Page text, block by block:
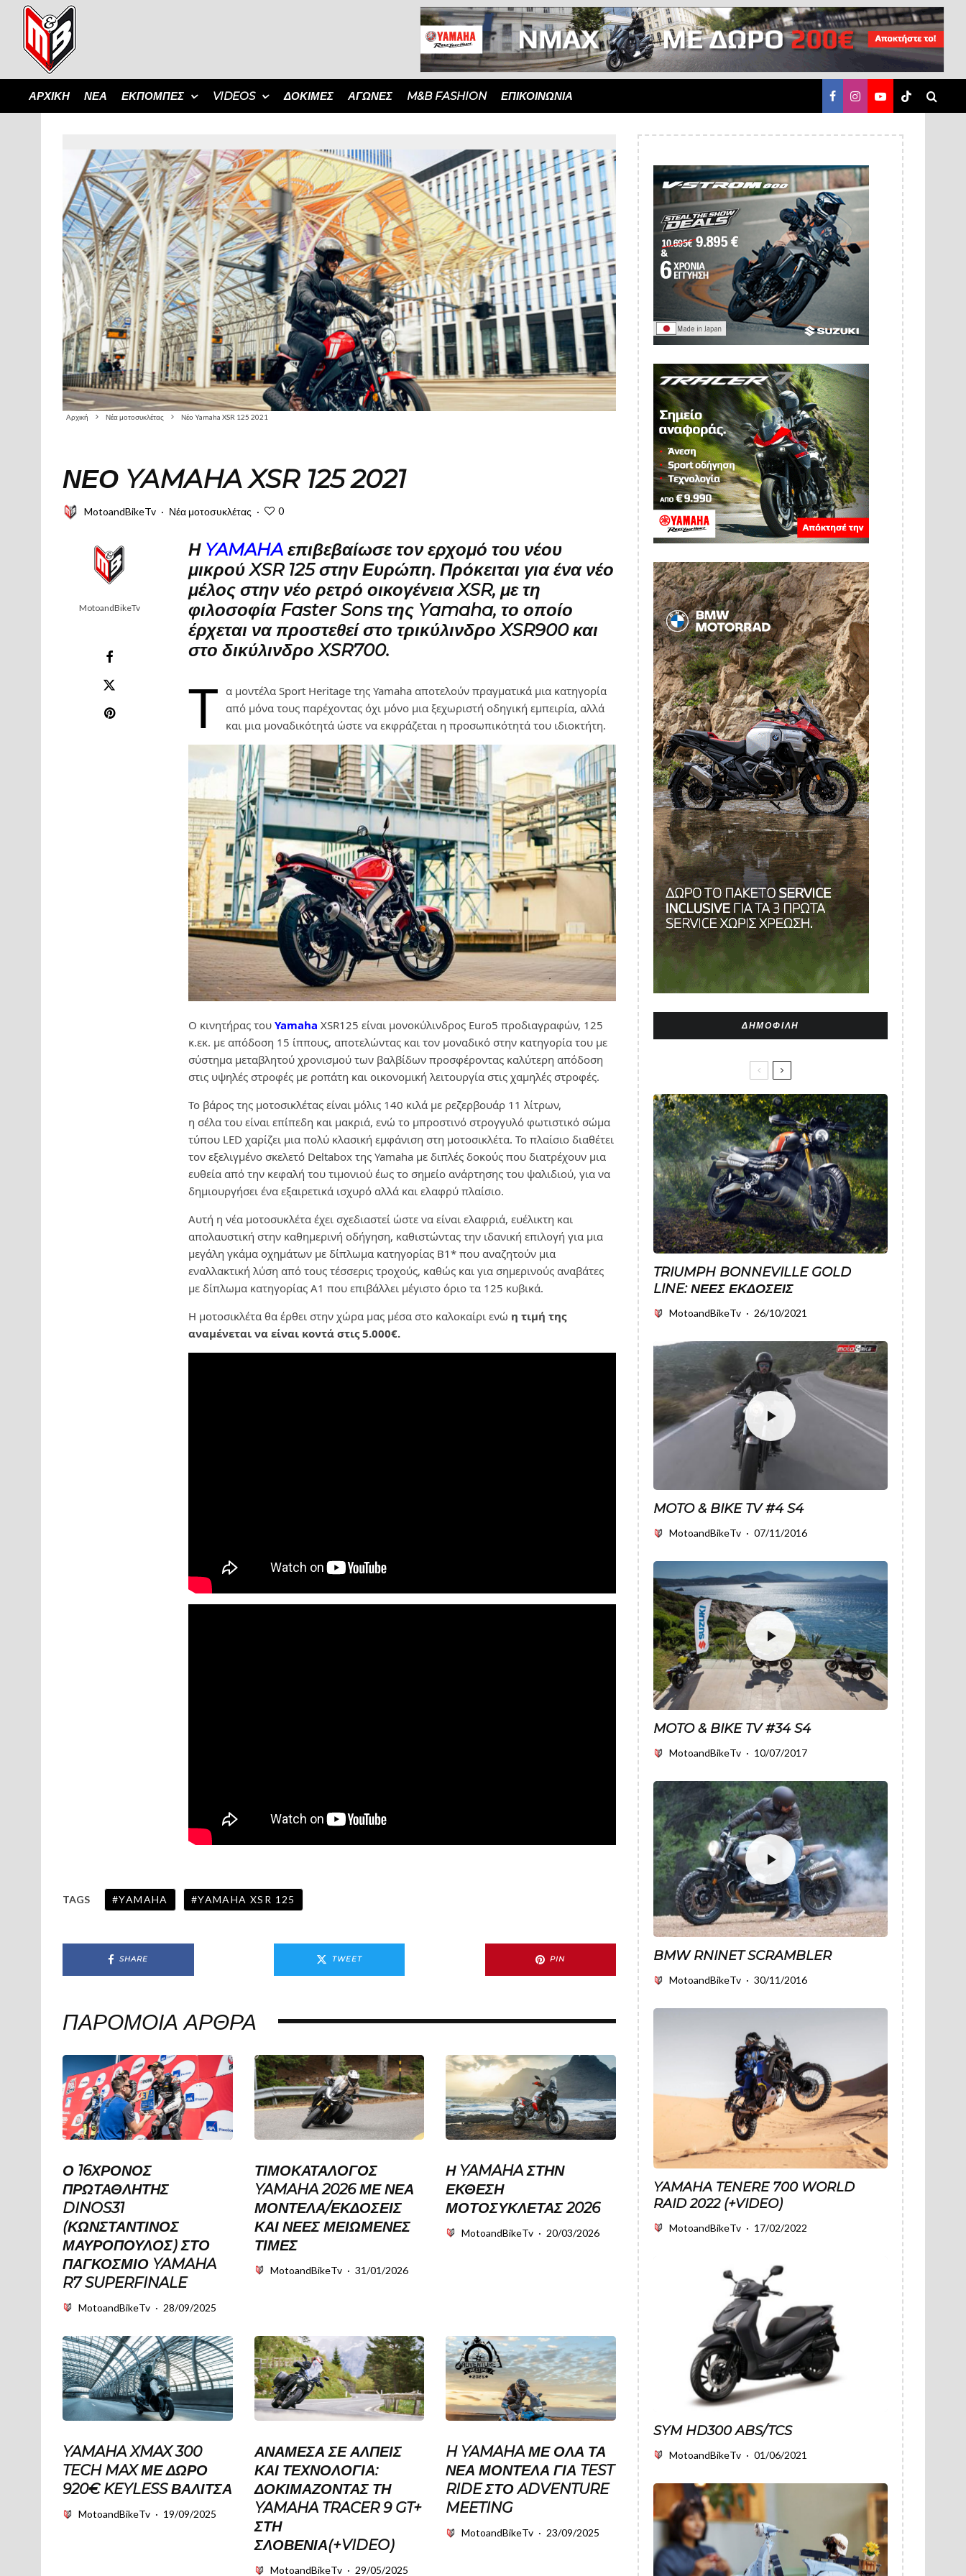
ΑΡΧΙΚΗ ΝΕΑ ΕΚΠΟΜΠΈΣ VIDEOS ΔΟΚΙΜΈΣ ΑΓΏΝΕΣ M&B FASHION ΕΠΙΚΟΙΝΩΝΙΑ
Αρχική Νέα μοτοσυκλέτας Νέο Yamaha XSR 125 2021
ΝΈΟ YAMAHA XSR 125 2021
MotoandBikeTv · Νέα μοτοσυκλέτας · 0
MotoandBikeTv
Η YAMAHA επιβεβαίωσε τον ερχομό του νέου
μικρού XSR 125 στην Ευρώπη. Πρόκειται για ένα νέο
μέλος στην νέο ρετρό οικογένεια XSR, με τη
φιλοσοφία Faster Sons της Yamaha, το οποίο
έρχεται να προστεθεί στο τρικύλινδρο XSR900 και
στο δικύλινδρο XSR700.
Τ α μοντέλα Sport Heritage της Yamaha αποτελούν πραγματικά μια κατηγορία
από μόνα τους παρέχοντας όχι μόνο μια ξεχωριστή οδηγική εμπειρία, αλλά
και μια μοναδικότητά ώστε να εκφράζεται η προσωπικότητά του ιδιοκτήτη.
Ο κινητήρας του Yamaha XSR125 είναι μονοκύλινδρος Euro5 προδιαγραφών, 125
κ.εκ. με απόδοση 15 ίππους, αποτελώντας και τον μοναδικό στην κατηγορία του με
σύστημα μεταβλητού χρονισμού των βαλβίδων προσφέροντας καλύτερη απόδοση
στις υψηλές στροφές με ροπάτη και οικονομική λειτουργία στις χαμηλές στροφές.
Το βάρος της μοτοσικλέτας είναι μόλις 140 κιλά με ρεζερβουάρ 11 λίτρων,
η σέλα του είναι επίπεδη και μακριά, ενώ το μπροστινό στρογγυλό φωτιστικό σώμα
τύπου LED χαρίζει μια πολύ κλασική εμφάνιση στη μοτοσικλέτα. Το πλαίσιο διαθέτει
τον εξελιγμένο σκελετό Deltabox της Yamaha με διπλές δοκούς που διατρέχουν μια
ευθεία από την κεφαλή του τιμονιού έως το σημείο ανάρτησης του ψαλιδιού, για να
δημιουργήσει ένα εξαιρετικά ισχυρό αλλά και ελαφρύ πλαίσιο.
Αυτή η νέα μοτοσυκλέτα έχει σχεδιαστεί ώστε να είναι ελαφριά, ευέλικτη και
απολαυστική στην καθημερινή οδήγηση, καθιστώντας την ιδανική επιλογή για μια
μεγάλη γκάμα οχημάτων με δίπλωμα κατηγορίας B1* που αναζητούν μια
εναλλακτική λύση από τους τέσσερις τροχούς, καθώς και για σημερινούς αναβάτες
με δίπλωμα κατηγορίας Α1 που επιβάλλει μέγιστο όριο τα 125 κυβικά.
Η μοτοσικλέτα θα έρθει στην χώρα μας μέσα στο καλοκαίρι ενώ η τιμή της
αναμένεται να είναι κοντά στις 5.000€.
TAGS YAMAHA YAMAHA XSR 125
SHARE TWEET PIN
ΠΑΡΌΜΟΙΑ ΆΡΘΡΑ
Ο 16ΧΡΟΝΟΣ
ΠΡΩΤΑΘΛΗΤΉΣ
DINOS31
(ΚΩΝΣΤΑΝΤΊΝΟΣ
ΜΑΥΡΌΠΟΥΛΟΣ) ΣΤΟ
ΠΑΓΚΌΣΜΙΟ YAMAHA
R7 SUPERFINALE
MotoandBikeTv · 28/09/2025
ΤΙΜΟΚΑΤΑΛΟΓΟΣ
YAMAHA 2026 ΜΕ ΝΕΑ
ΜΟΝΤΕΛΑ/ΕΚΔΟΣΕΙΣ
ΚΑΙ ΝΕΕΣ ΜΕΙΩΜΕΝΕΣ
ΤΙΜΕΣ
MotoandBikeTv · 31/01/2026
Η YAMAHA ΣΤΗΝ
ΈΚΘΕΣΗ
ΜΟΤΟΣΥΚΛΈΤΑΣ 2026
MotoandBikeTv · 20/03/2026
YAMAHA XMAX 300
TECH MAX ΜΕ ΔΏΡΟ
920€ KEYLESS ΒΑΛΊΤΣΑ
MotoandBikeTv · 19/09/2025
ΑΝΆΜΕΣΑ ΣΕ ΆΛΠΕΙΣ
ΚΑΙ ΤΕΧΝΟΛΟΓΊΑ:
ΔΟΚΙΜΆΖΟΝΤΑΣ ΤΗ
YAMAHA TRACER 9 GT+
ΣΤΗ
ΣΛΟΒΕΝΊΑ(+VIDEO)
MotoandBikeTv · 29/05/2025
H YAMAHA ΜΕ ΟΛΑ ΤΑ
ΝΕΑ ΜΟΝΤΕΛΑ ΓΙΑ TEST
RIDE ΣΤΟ ADVENTURE
MEETING
MotoandBikeTv · 23/09/2025
ΔΗΜΟΦΙΛΉ
TRIUMPH BONNEVILLE GOLD
LINE: ΝΈΕΣ ΕΚΔΌΣΕΙΣ
MotoandBikeTv · 26/10/2021
MOTO & BIKE TV #4 S4
MotoandBikeTv · 07/11/2016
MOTO & BIKE TV #34 S4
MotoandBikeTv · 10/07/2017
BMW RNINET SCRAMBLER
MotoandBikeTv · 30/11/2016
YAMAHA TENERE 700 WORLD
RAID 2022 (+VIDEO)
MotoandBikeTv · 17/02/2022
SYM HD300 ABS/TCS
MotoandBikeTv · 01/06/2021